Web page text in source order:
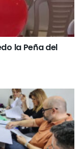
la Peña del